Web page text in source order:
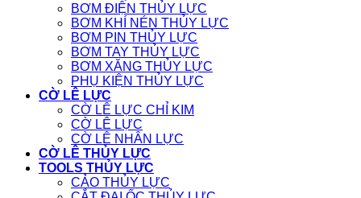
BƠM ĐIỆN THỦY LỰC
BƠM KHÍ NÉN THỦY LỰC
BƠM PIN THỦY LỰC
BƠM TAY THỦY LỰC
BƠM XĂNG THỦY LỰC
PHỤ KIỆN THỦY LỰC
CỜ LÊ LỰC
CỜ LÊ LỰC CHỈ KIM
CỜ LÊ LỰC
CỜ LÊ NHÂN LỰC
CỜ LÊ THỦY LỰC
TOOLS THỦY LỰC
CẢO THỦY LỰC